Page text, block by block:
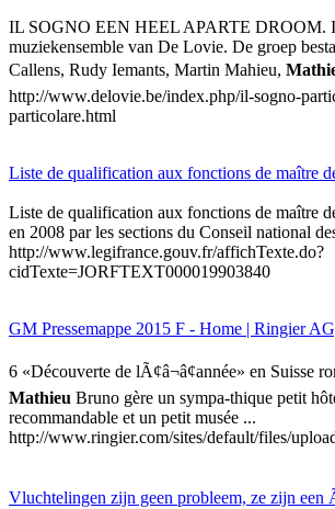
IL SOGNO EEN HEEL APARTE DROOM.
muziekensemble van De Lovie. De groep
Callens, Rudy Iemants, Martin Mahieu,
http://www.delovie.be/index.php/il-sogno-
particolare.html
Liste de qualification aux fonctions de maître
Liste de qualification aux fonctions de maître
en 2008 par les sections du Conseil national
http://www.legifrance.gouv.fr/affichTexte.do?
cidTexte=JORFTEXT000019903840
GM Pressemappe 2015 F - Home | Ringier
6 «Découverte de lÃ¢â¬â¢année» en Suisse
Mathieu Bruno gère un sympa-thique petit
recommandable et un petit musée ...
http://www.ringier.com/sites/default/files/
Vluchtelingen zijn geen probleem, ze zijn een